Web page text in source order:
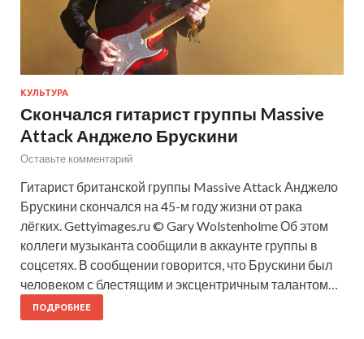
КУЛЬТУРА
Скончался гитарист группы Massive
Attack Анджело Брускини
Оставьте комментарий
Гитарист британской группы Massive Attack Анджело
Брускини скончался на 45-м году жизни от рака
лёгких. Gettyimages.ru © Gary Wolstenholme Об этом
коллеги музыканта сообщили в аккаунте группы в
соцсетях. В сообщении говорится, что Брускини был
человеком с блестящим и эксцентричным талантом…
ПОДРОБНЕЕ